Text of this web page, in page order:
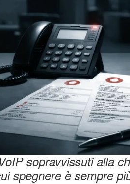
sopravvissuti alla
spegnere è sempre